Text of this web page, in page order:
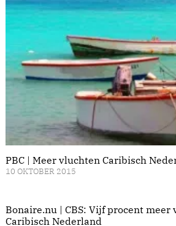
PBC | Meer vluchten Caribisch
10 OKTOBER 2015
Bonaire.nu | CBS: Vijf procent meer
Caribisch Nederland